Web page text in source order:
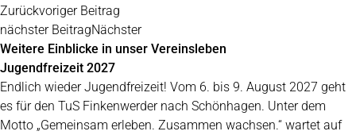
Zurückvoriger Beitrag
nächster BeitragNächster
Weitere Einblicke in unser Vereinsleben
Jugendfreizeit 2027
Endlich wieder Jugendfreizeit! Vom 6. bis 9. August 2027 geht
es für den TuS Finkenwerder nach Schönhagen. Unter dem
Motto „Gemeinsam erleben. Zusammen wachsen.“ wartet auf